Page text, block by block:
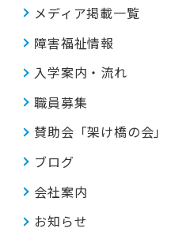
メディア掲載一覧
障害福祉情報
入学案内・流れ
職員募集
賛助会「架け橋の会」
ブログ
会社案内
お知らせ